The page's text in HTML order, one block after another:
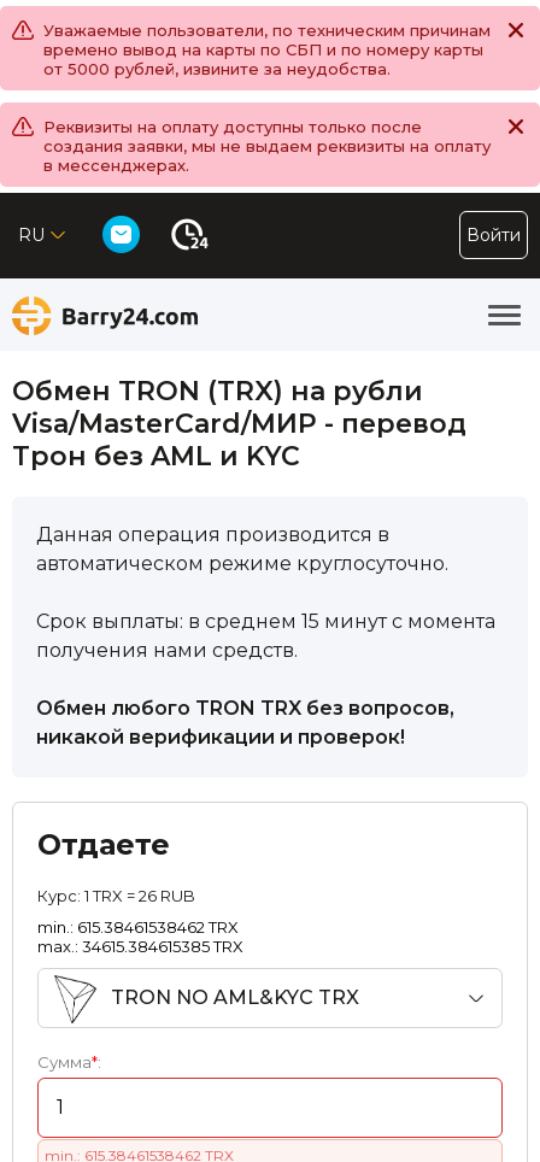
Уважаемые пользователи, по техническим причинам
времено вывод на карты по СБП и по номеру карты
от 5000 рублей, извините за неудобства.
Реквизиты на оплату доступны только после
создания заявки, мы не выдаем реквизиты на оплату
в мессенджерах.
RU Войти
Обмен TRON (TRX) на рубли
Visa/MasterCard/МИР - перевод
Трон без AML и KYC
Данная операция производится в
автоматическом режиме круглосуточно.
Срок выплаты: в среднем 15 минут с момента
получения нами средств.
Обмен любого TRON TRX без вопросов,
никакой верификации и проверок!
Отдаете
Курс:1 TRX = 26 RUB
min.: 615.38461538462 TRX
max.: 34615.384615385 TRX
TRON NO AML&KYC TRX
Сумма*:
min.: 615.38461538462 TRX